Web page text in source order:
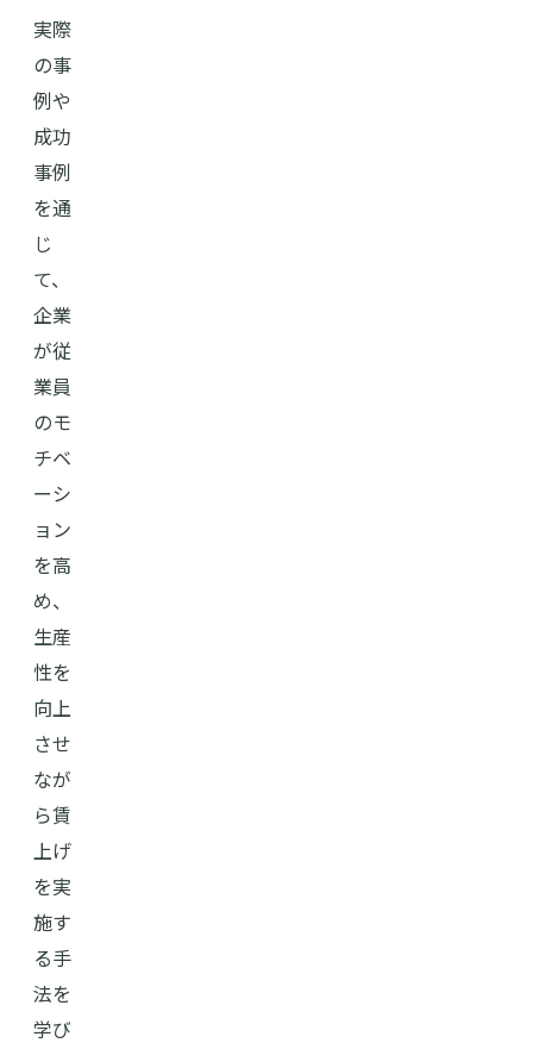
実際
の事
例や
成功
事例
を通
じ
て、
企業
が従
業員
のモ
チベ
ーシ
ョン
を高
め、
生産
性を
向上
させ
なが
ら賃
上げ
を実
施す
る手
法を
学び